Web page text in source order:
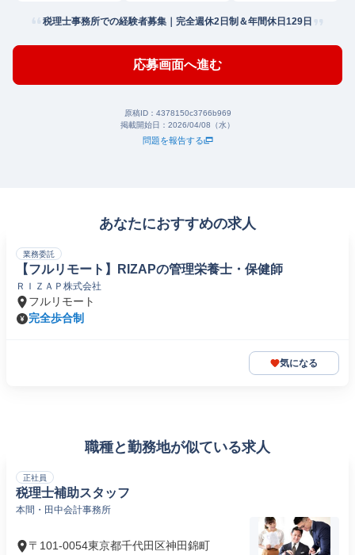
税理士事務所での経験者募集｜完全週休2日制＆年間休日129日
応募画面へ進む
原稿ID： 4378150c3766b969
掲載開始日： 2026/04/08（水）
問題を報告する
あなたにおすすめの求人
業務委託
【フルリモート】RIZAPの管理栄養士・保健師
ＲＩＺＡＰ株式会社
フルリモート
完全歩合制
気になる
職種と勤務地が似ている求人
正社員
税理士補助スタッフ
本間・田中会計事務所
〒101-0054東京都千代田区神田錦町